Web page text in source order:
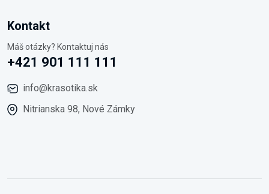
Kontakt
Máš otázky? Kontaktuj nás
+421 901 111 111
info@krasotika.sk
Nitrianska 98, Nové Zámky